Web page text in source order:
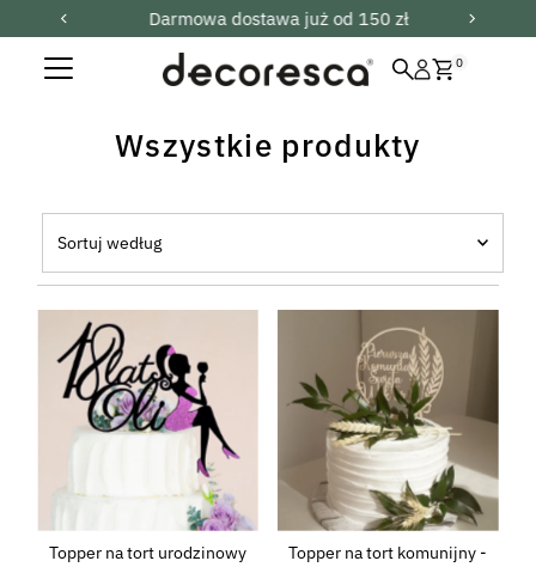
Darmowa dostawa już od 150 zł
0
Wszystkie produkty
według
Wyróżniony
Najlepiej dopasowane
Najlepiej sprzedający się
Alfabetycznie, AZ
Alfabetycznie ZA
Cena, niska do wysokiej
Cena od wysokiej do niskiej
Data, od starego do nowego
Topper na tort urodzinowy
Topper na tort komunijny -